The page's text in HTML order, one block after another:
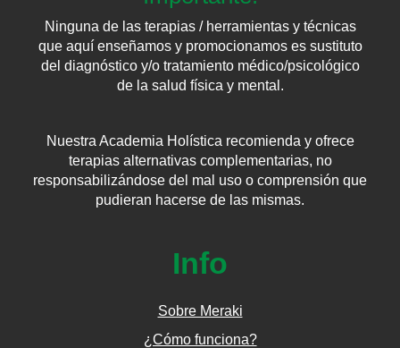
Ninguna de las terapias / herramientas y técnicas
que aquí enseñamos y promocionamos es sustituto
del diagnóstico y/o tratamiento médico/psicológico
de la salud física y mental.
Nuestra Academia Holística recomienda y ofrece
terapias alternativas complementarias, no
responsabilizándose del mal uso o comprensión que
pudieran hacerse de las mismas.
Info
Sobre Meraki
¿Cómo funciona?